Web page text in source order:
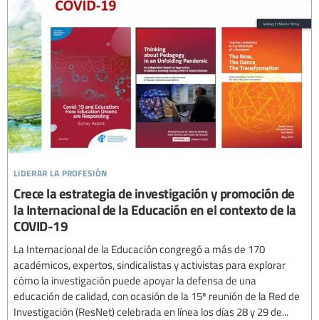
liderar la profesión
Crece la estrategia de investigación y promoción de
la Internacional de la Educación en el contexto de la
COVID-19
La Internacional de la Educación congregó a más de 170
académicos, expertos, sindicalistas y activistas para explorar
cómo la investigación puede apoyar la defensa de una
educación de calidad, con ocasión de la 15ª reunión de la Red de
Investigación (ResNet) celebrada en línea los días 28 y 29 de...